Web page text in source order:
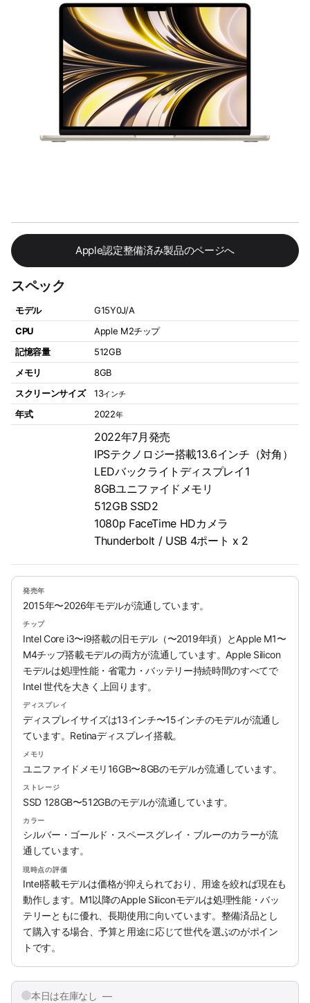
Apple認定整備済み製品のページへ
スペック
モデル
G15Y0J/A
CPU
Apple M2チップ
記憶容量
512GB
メモリ
8GB
スクリーンサイズ
13インチ
年式 2022年
2022年7月発売
IPSテクノロジー搭載13.6インチ（対角）
LEDバックライトディスプレイ1
8GBユニファイドメモリ
512GB SSD2
1080p FaceTime HDカメラ
Thunderbolt / USB 4ポート x 2
発売年
2015年〜2026年モデルが流通しています。
チップ
Intel Core i3〜i9搭載の旧モデル（〜2019年頃）とApple M1〜
M4チップ搭載モデルの両方が流通しています。Apple Silicon
モデルは処理性能・省電力・バッテリー持続時間のすべてで
Intel 世代を大きく上回ります。
ディスプレイ
ディスプレイサイズは13インチ〜15インチのモデルが流通し
ています。Retinaディスプレイ搭載。
メモリ
ユニファイドメモリ16GB〜8GBのモデルが流通しています。
ストレージ
SSD 128GB〜512GBのモデルが流通しています。
カラー
シルバー・ゴールド・スペースグレイ・ブルーのカラーが流
通しています。
現時点の評価
Intel搭載モデルは価格が抑えられており、用途を絞れば現在も
動作します。M1以降のApple Siliconモデルは処理性能・バッ
テリーともに優れ、長期使用に向いています。整備済品とし
て購入する場合、予算と用途に応じて世代を選ぶのがポイン
トです。
本日は在庫なし —